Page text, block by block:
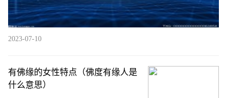
2023-07-10
有佛缘的女性特点（佛度有缘人是
什么意思）